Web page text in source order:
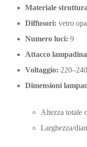
Materiale
Diffusori: vetro
Numero luci: 9
Attacco
Voltaggio:
Dimensioni
Altezza totale
Larghezza/